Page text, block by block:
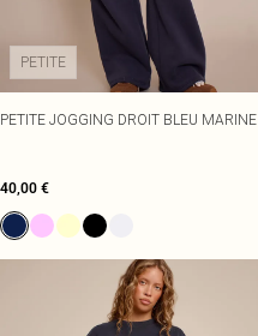
PETITE
PETITE JOGGING DROIT BLEU MARINE
40,00 €